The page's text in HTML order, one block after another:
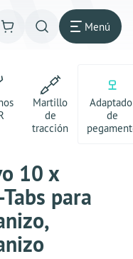
Menú
Martillo
de
tracción
de
10 x
para